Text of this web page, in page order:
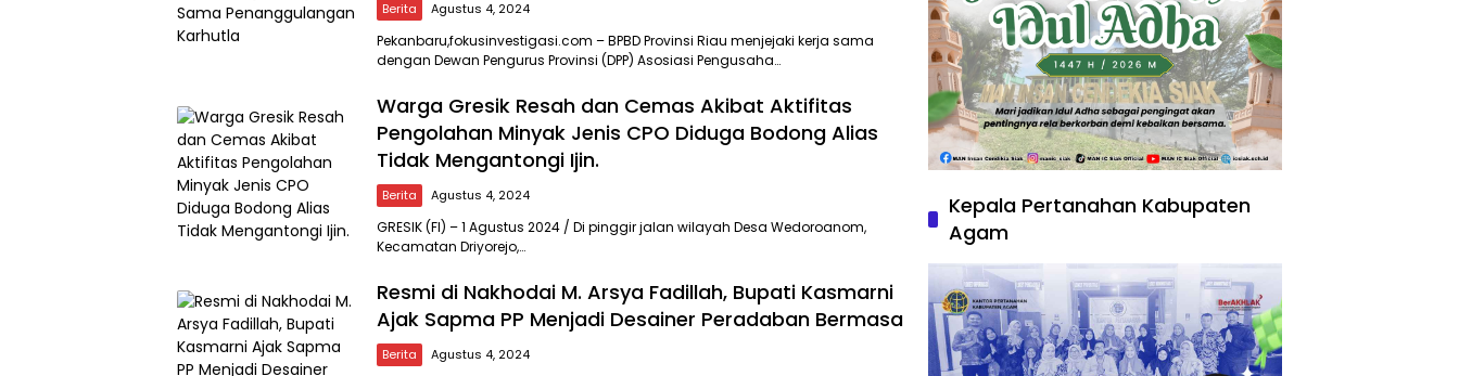
Berita Agustus 4, 2024
Pekanbaru,fokusinvestigasi.com – BPBD Provinsi Riau menjejaki kerja sama
dengan Dewan Pengurus Provinsi (DPP) Asosiasi Pengusaha…
Warga Gresik Resah dan Cemas Akibat Aktifitas
Pengolahan Minyak Jenis CPO Diduga Bodong Alias
Tidak Mengantongi Ijin.
Berita Agustus 4, 2024
GRESIK (FI) – 1 Agustus 2024 / Di pinggir jalan wilayah Desa Wedoroanom,
Kecamatan Driyorejo,…
INVESTIGASI
Resmi di Nakhodai M. Arsya Fadillah, Bupati Kasmarni
Ajak Sapma PP Menjadi Desainer Peradaban Bermasa
Berita Agustus 4, 2024
Kepala Pertanahan Kabupaten
Agam